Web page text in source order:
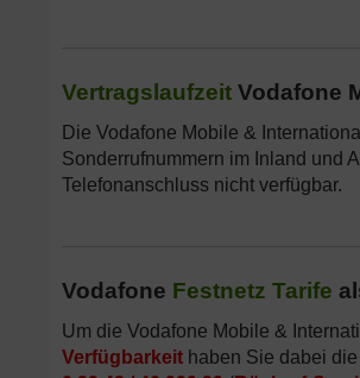
Vertragslaufzeit Vodafone
Die Vodafone Mobile &
Sonderrufnummern im Inland und
Telefonanschluss nicht verfügbar.
Vodafone Festnetz Tarife
Um die Vodafone Mobile &
Verfügbarkeit haben Sie dabei